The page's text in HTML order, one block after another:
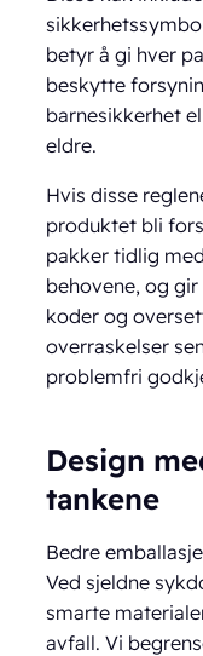
betyr å gi hver
beskytte
barnesikkerhet
eldre.
Hvis disse
produktet bli
pakker tidlig
behovene, og
koder og
overraskelser
problemfri
Design
tankene
Bedre
Ved sjeldne
smarte
avfall. Vi